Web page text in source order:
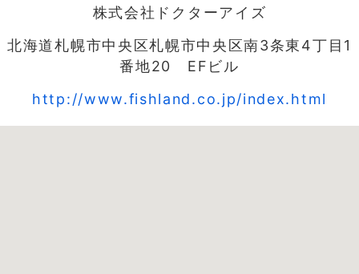
株式会社ドクターアイズ
北海道札幌市中央区札幌市中央区南3条東4丁目1
番地20 EFビル
http://www.fishland.co.jp/index.html